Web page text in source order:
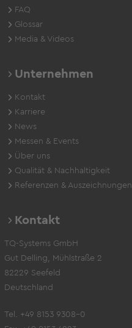
FAQ
Glossar
Media & Videos
Unternehmen
Kontakt
Karriere
News
Messen & Events
Über uns
Qualität & Nachhaltigkeit
Referenzen & Auszeichnungen
Kontakt
TQ-Systems GmbH
Gut Delling, Mühlstraße 2
82229 Seefeld
Deutschland
Tel. +49 8153 9308-0